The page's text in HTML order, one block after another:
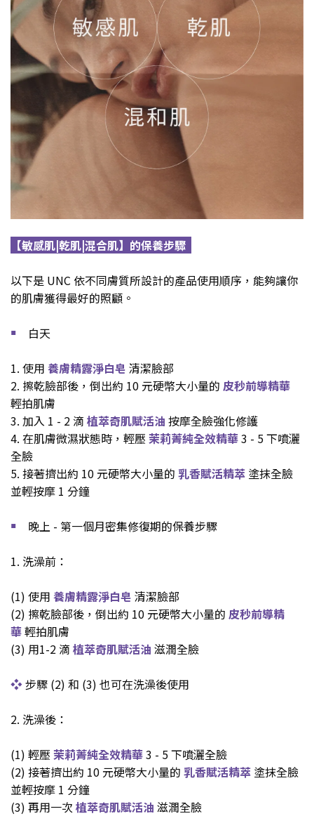
【敏感肌|乾肌|混合肌】 的保養步驟
以下是 UNC 依不同膚質所設計的產品使用順序，能夠讓你
的肌膚獲得最好的照顧。
￭ 白天
1. 使用 養膚精露淨白皂 清潔臉部
2. 擦乾臉部後，倒出約 10 元硬幣大小量的 皮秒前導精華
輕拍肌膚
3. 加入 1 - 2 滴 植萃奇肌賦活油 按摩全臉強化修護
4. 在肌膚微濕狀態時，輕壓 茉莉菁純全效精華3 - 5 下噴灑
全臉
5. 接著擠出約 10 元硬幣大小量的 乳香賦活精萃 塗抹全臉
並輕按摩 1 分鐘
￭ 晚上 - 第一個月密集修復期的保養步驟
1. 洗澡前：
(1) 使用 養膚精露淨白皂 清潔臉部
(2) 擦乾臉部後，倒出約 10 元硬幣大小量的 皮秒前導精
華輕拍肌膚
(3) 用1-2 滴 植萃奇肌賦活油 滋潤全臉
❖步驟 (2) 和 (3) 也可在洗澡後使用
2. 洗澡後：
(1) 輕壓 茉莉菁純全效精華3 - 5 下噴灑全臉
(2) 接著擠出約 10 元硬幣大小量的 乳香賦活精萃 塗抹全臉
並輕按摩 1 分鐘
(3) 再用一次 植萃奇肌賦活油 滋潤全臉